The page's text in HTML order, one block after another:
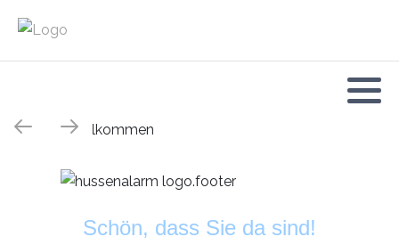
Schön, dass Sie da sind!